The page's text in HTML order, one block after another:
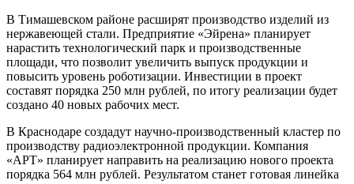
В Тимашевском районе расширят производство изделий из
нержавеющей стали. Предприятие «Эйрена» планирует
нарастить технологический парк и производственные
площади, что позволит увеличить выпуск продукции и
повысить уровень роботизации. Инвестиции в проект
составят порядка 250 млн рублей, по итогу реализации будет
создано 40 новых рабочих мест.
В Краснодаре создадут научно-производственный кластер по
производству радиоэлектронной продукции. Компания
«АРТ» планирует направить на реализацию нового проекта
порядка 564 млн рублей. Результатом станет готовая линейка